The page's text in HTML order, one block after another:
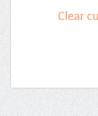
Clear